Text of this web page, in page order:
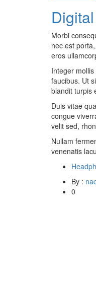
Morbi
nec est
eros
Integer
faucibus. Ut
blandit turpis
Duis vitae
congue
velit sed,
Nullam
venenatis
By :
0